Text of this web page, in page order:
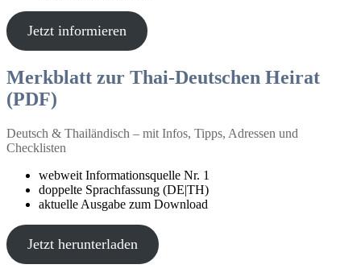
Jetzt informieren
Merkblatt zur Thai-Deutschen Heirat
(PDF)
Deutsch & Thailändisch – mit Infos, Tipps, Adressen und
Checklisten
webweit Informationsquelle Nr. 1
doppelte Sprachfassung (DE|TH)
aktuelle Ausgabe zum Download
Jetzt herunterladen